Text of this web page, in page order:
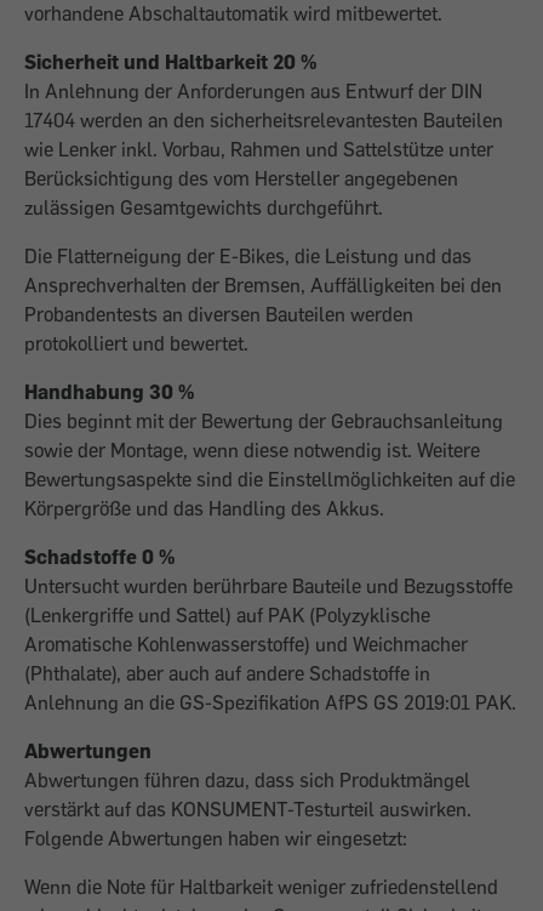
vorhandene Abschaltautomatik wird mitbewertet.
Sicherheit und Haltbarkeit 20 %
In Anlehnung der Anforderungen aus Entwurf der DIN
17404 werden an den sicherheitsrelevantesten Bauteilen
wie Lenker inkl. Vorbau, Rahmen und Sattelstütze unter
Berücksichtigung des vom Hersteller angegebenen
zulässigen Gesamtgewichts durchgeführt.
Die Flatterneigung der E-Bikes, die Leistung und das
Ansprechverhalten der Bremsen, Auffälligkeiten bei den
Probandentests an diversen Bauteilen werden
protokolliert und bewertet.
Handhabung 30 %
Dies beginnt mit der Bewertung der Gebrauchsanleitung
sowie der Montage, wenn diese notwendig ist. Weitere
Bewertungsaspekte sind die Einstellmöglichkeiten auf die
Körpergröße und das Handling des Akkus.
Schadstoffe 0 %
Untersucht wurden berührbare Bauteile und Bezugsstoffe
(Lenkergriffe und Sattel) auf PAK (Polyzyklische
Aromatische Kohlenwasserstoffe) und Weichmacher
(Phthalate), aber auch auf andere Schadstoffe in
Anlehnung an die GS-Spezifikation AfPS GS 2019:01 PAK.
Abwertungen
Abwertungen führen dazu, dass sich Produktmängel
verstärkt auf das KONSUMENT-Testurteil auswirken.
Folgende Abwertungen haben wir eingesetzt:
Wenn die Note für Haltbarkeit weniger zufriedenstellend